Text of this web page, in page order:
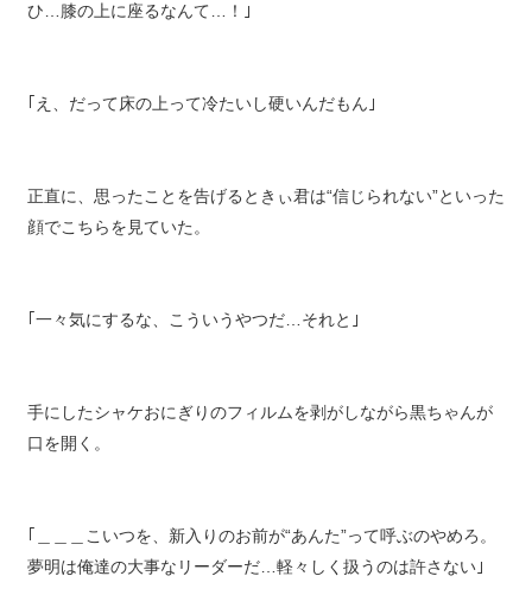
ひ…膝の上に座るなんて…！｣
｢え、だって床の上って冷たいし硬いんだもん｣
正直に、思ったことを告げるときぃ君は“信じられない”といった
顔でこちらを見ていた。
｢一々気にするな、こういうやつだ…それと｣
手にしたシャケおにぎりのフィルムを剥がしながら黒ちゃんが
口を開く。
｢＿＿＿こいつを、新入りのお前が“あんた”って呼ぶのやめろ。
夢明は俺達の大事なリーダーだ…軽々しく扱うのは許さない｣